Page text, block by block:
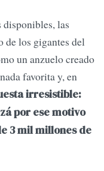
las
de los gigantes del
un anzuelo creado
favorita y, en
irresistible:
por ese motivo
3 mil millones de